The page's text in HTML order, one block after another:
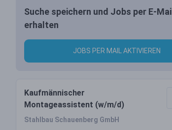
Suche speichern und Jobs per E-Mail
erhalten
JOBS PER MAIL AKTIVIEREN
Kaufmännischer
Montageassistent (w/m/d)
Stahlbau Schauenberg GmbH